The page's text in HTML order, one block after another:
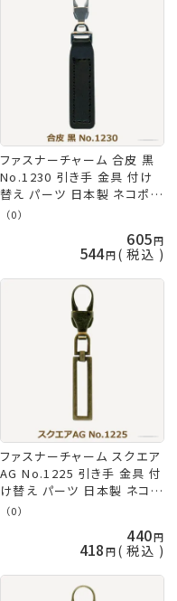
ファスナーチャーム 合皮 黒
No.1230 引き手 金具 付け
替え パーツ 日本製 ネコポス
可 ミササ 手芸の山久
（0）
605
544 税込
ファスナーチャーム スクエア
AG No.1225 引き手 金具 付
け替え パーツ 日本製 ネコポ
ス可 ミササ 手芸の山久
（0）
440
418 税込